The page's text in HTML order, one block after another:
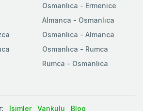
Osmanlıca - Ermenice
Almanca - Osmanlıca
Osmanlıca - Almanca
Osmanlıca - Rumca
Rumca - Osmanlıca
İsimler Vankulu Blog